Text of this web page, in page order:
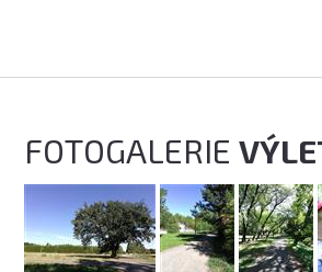
FOTOGALERIE